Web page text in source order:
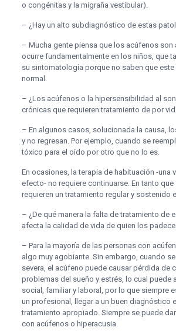
o congénitas y la migraña vestibular).
– ¿Hay un alto subdiagnóstico de estas
– Mucha gente piensa que los acúfenos son
ocurre fundamentalmente en los niños, que
su sintomatología porque no saben que
normal.
– ¿Los acúfenos o la hipersensibilidad al
crónicas que requieren tratamiento de por
– En algunos casos, solucionada la causa,
y no regresan. Por ejemplo, cuando se
tóxico para el oído por otro que no lo es.
En ocasiones, la terapia de habituación -una
efecto- no requiere continuarse. En tanto
requieren un tratamiento regular y sostenido
– ¿De qué manera la falta de tratamiento de
afecta la calidad de vida de quien los
– Para la mayoría de las personas con
algo muy agobiante. Sin embargo, cuando
severa, el acúfeno puede causar pérdida de
problemas del sueño y estrés, lo cual puede
social, familiar y laboral, por lo que siempre
un profesional, llegar a un buen diagnóstico
tratamiento apropiado. Siempre se puede
con acúfenos o hiperacusia.